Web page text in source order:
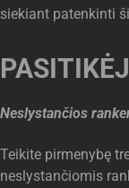
siekiant patenkinti
Neslystančios
Teikite pirmenybę
neslystančiomis